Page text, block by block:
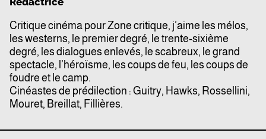
Critique cinéma pour Zone critique, j’aime les mélos,
les westerns, le premier degré, le trente-sixième
degré, les dialogues enlevés, le scabreux, le grand
spectacle, l’héroïsme, les coups de feu, les coups de
foudre et le camp.
Cinéastes de prédilection : Guitry, Hawks, Rossellini,
Mouret, Breillat, Fillières.